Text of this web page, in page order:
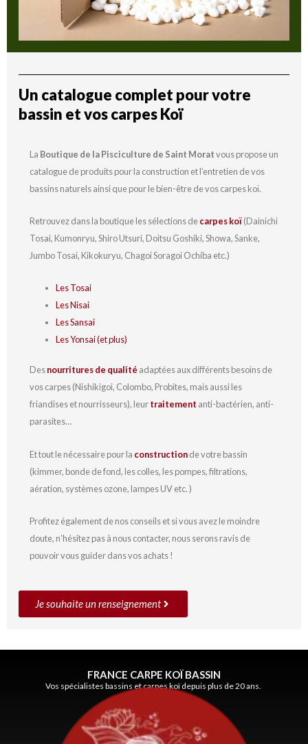
Un catalogue complet pour votre
bassin et vos carpes Koï
La Boutique de la Pisciculture de Saint Moratvous propose un
catalogue de produits pour la construction et l’entretien de vos
bassins naturels ainsi que pour le bien-être de vos carpes koï.
Retrouvez dans la boutique les sélections decarpes koï(Dainichi
Tosai, Kumonryu, Shiro Utsuri, Doitsu Goshiki, Showa, Sanke,
Jumbo Tosai, Kikokuryu, Chagoi Soragoi Ochiba etc.)
Les Tosai
Les Nisai
Les Sansai
Les Yonsai (et plus)
Desnourritures de qualité adaptées aux différents besoins de
vos carpes (Nishikigoi, Colombo, Probites, mais aussi les
friandises et nourrisseurs), leurtraitement anti-bactérien, anti-
parasites…
Et tout le nécessaire pour la constructionde votre bassin
(kimmer, bonde de fond, les colles, les pompes, filtrations,
aération, systèmes ozone, lampes UV etc. )
Profitez également de nos conseils et si vous avez le moindre
doute, n’hésitez pas à nous contacter, nous serons ravis de
pouvoir vous guider dans vos achats !
Je souhaite un renseignement
FRANCE CARPE KOÏ BASSIN
Vos spécialistes bassins et carpes koï depuis plus de 20 ans.